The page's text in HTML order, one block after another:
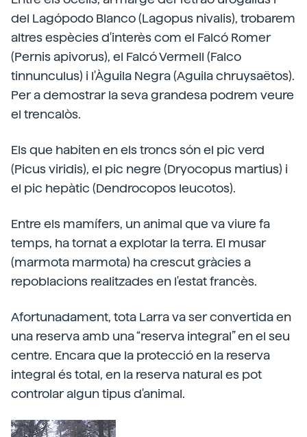
del Lagópodo Blanco (Lagopus nivalis), trobarem
altres espècies d'interès com el Falcó Romer
(Pernis apivorus), el Falcó Vermell (Falco
tinnunculus) i l'Àguila Negra (Aguila chruysaëtos).
Per a demostrar la seva grandesa podrem veure
el trencalòs.
Els que habiten en els troncs són el pic verd
(Picus viridis), el pic negre (Dryocopus martius) i
el pic hepàtic (Dendrocopos leucotos).
Entre els mamífers, un animal que va viure fa
temps, ha tornat a explotar la terra. El musar
(marmota marmota) ha crescut gràcies a
repoblacions realitzades en l'estat francès.
Afortunadament, tota Larra va ser convertida en
una reserva amb una “reserva integral” en el seu
centre. Encara que la protecció en la reserva
integral és total, en la reserva natural es pot
controlar algun tipus d'animal.